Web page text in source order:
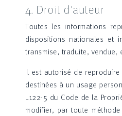
4. Droit d'auteur
Toutes les informations
dispositions nationales et
transmise, traduite, vendue,
Il est autorisé de
destinées à un usage
L122-5 du Code de la
modifier, par toute